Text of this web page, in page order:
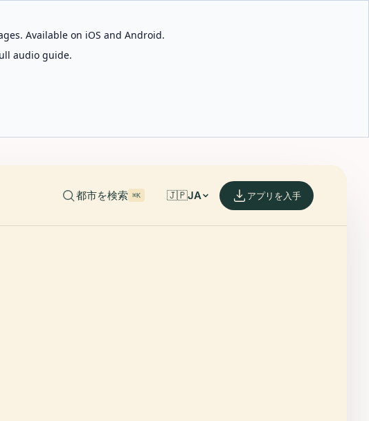
Available on iOS and Android.
audio guide.
都市を検索 ⌘K 🇯🇵JA アプリを入手